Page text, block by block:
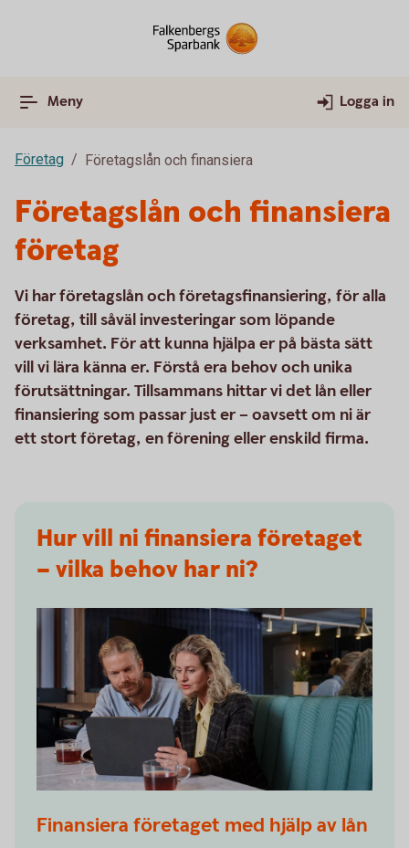
Meny Logga in
Företag Företagslån och finansiera
Företagslån och finansiera
företag
Vi har företagslån och företagsfinansiering, för alla
företag, till såväl investeringar som löpande
verksamhet. För att kunna hjälpa er på bästa sätt
vill vi lära känna er. Förstå era behov och unika
förutsättningar. Tillsammans hittar vi det lån eller
finansiering som passar just er – oavsett om ni är
ett stort företag, en förening eller enskild firma.
Hur vill ni finansiera företaget
– vilka behov har ni?
Finansiera företaget med hjälp av lån